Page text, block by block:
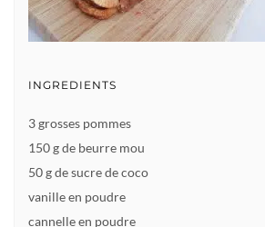
INGREDIENTS
3 grosses pommes
150 g de beurre mou
50 g de sucre de coco
vanille en poudre
cannelle en poudre